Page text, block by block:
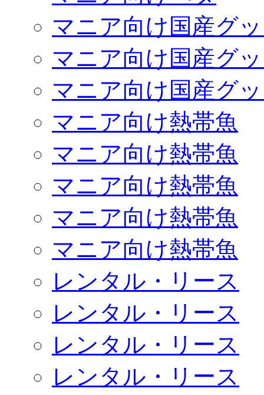
マニア向け国産グ
マニア向け国産グ
マニア向け国産グ
マニア向け熱帯魚
マニア向け熱帯魚
マニア向け熱帯魚
マニア向け熱帯魚
マニア向け熱帯魚
レンタル・リース
レンタル・リース
レンタル・リース
レンタル・リース